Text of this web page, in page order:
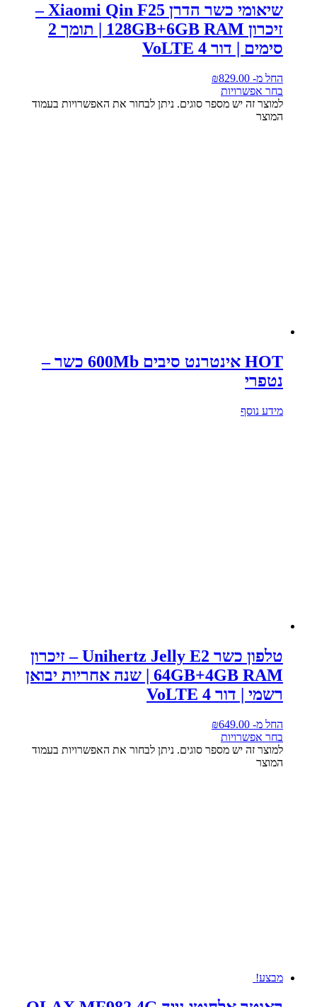
שיאומי כשר הדרן Xiaomi Qin F25 –
זיכרון 128GB+6GB RAM | תומך 2
סימים | דור 4 VoLTE
החל מ- ₪829.00
בחר אפשרויות
למוצר זה יש מספר סוגים. ניתן לבחור את האפשרויות בעמוד
המוצר
HOT אינטרנט סיבים 600Mb כשר –
נטפרי
מידע נוסף
טלפון כשר Unihertz Jelly E2 – זיכרון
64GB+4GB RAM | שנה אחריות יבואן
רשמי | דור 4 VoLTE
החל מ- ₪649.00
בחר אפשרויות
למוצר זה יש מספר סוגים. ניתן לבחור את האפשרויות בעמוד
המוצר
מבצע!